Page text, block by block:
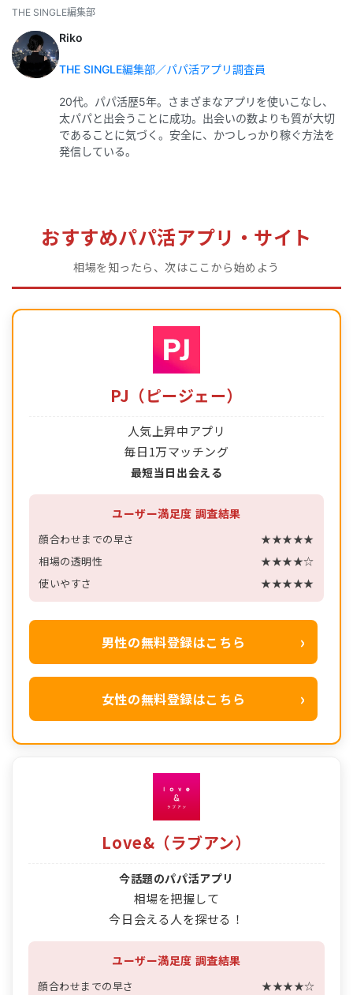
THE SINGLE編集部
Riko
THE SINGLE編集部／パパ活アプリ調査員
20代。パパ活歴5年。さまざまなアプリを使いこなし、
太パパと出会うことに成功。出会いの数よりも質が大切
であることに気づく。安全に、かつしっかり稼ぐ方法を
発信している。
おすすめパパ活アプリ・サイト
PJ（ピージェー）
人気上昇中アプリ
毎日1万マッチング
最短当日出会える
ユーザー満足度 調査結果
顔合わせまでの早さ
★★★★★
相場の透明性
★★★★☆
使いやすさ
★★★★★
男性の無料登録はこちら
女性の無料登録はこちら
Love&（ラブアン）
今話題のパパ活アプリ
相場を把握して
今日会える人を探せる！
ユーザー満足度 調査結果
顔合わせまでの早さ
★★★★☆